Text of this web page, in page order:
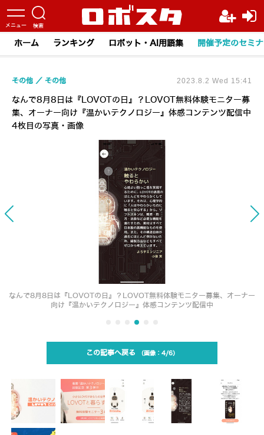
ホーム ランキング ロボット・AI用語集 開催予定のセミ
なんで8月8日は『LOVOTの日』？LOVOT無料体験モニター募
集、オーナー向け『温かいテクノロジー』体感コンテンツ配信中
4枚目の写真・画像
その他 その他 2023.8.2 Wed 15:41
なんで8月8日は『LOVOTの日』？LOVOT無料体験モニター募集、オーナー
向け『温かいテクノロジー』体感コンテンツ配信中
この記事へ戻る 4/6